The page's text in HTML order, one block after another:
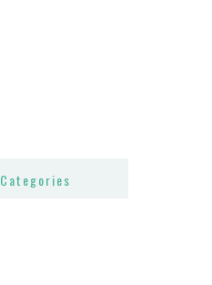
Categories